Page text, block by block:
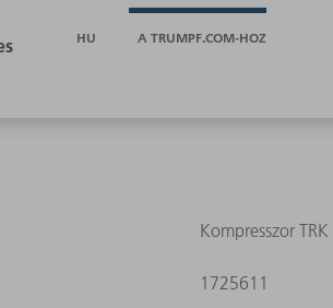
HU A TRUMPF.COM-HOZ
Kompresszor
1725611